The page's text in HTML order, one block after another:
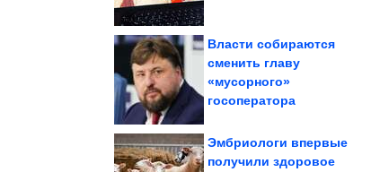
Куда пропал Александр
Власти собираются
cменить главу
«мусорного»
госоператора
Эмбриологи впервые
получили здоровое